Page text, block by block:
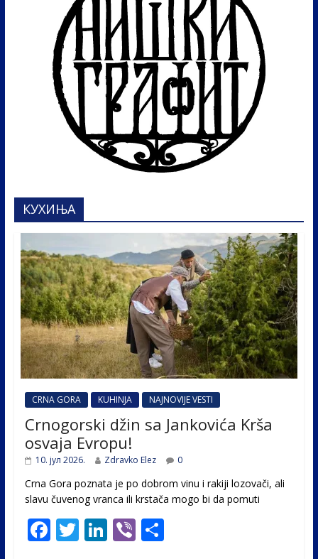
КУХИЊА
CRNA GORA KUHINJA NAJNOVIJE VESTI
Crnogorski džin sa Jankovića Krša
osvaja Evropu!
10. јул 2026. Zdravko Elez 0
Crna Gora poznata je po dobrom vinu i rakiji lozovači, ali
slavu čuvenog vranca ili krstača mogo bi da pomuti
F T Li Vi S